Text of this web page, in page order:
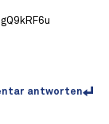
antworten